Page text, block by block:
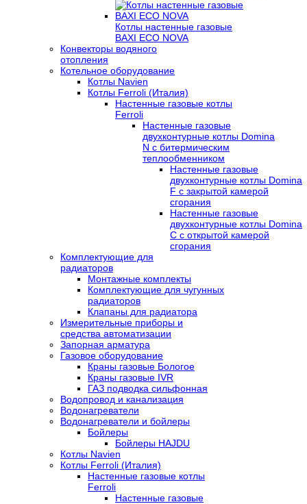
Котлы настенные газовые
BAXI ECO NOVA
Конвекторы водяного
отопления
Котельное оборудование
Котлы Navien
Котлы Ferroli (Италия)
Настенные газовые котлы
Ferroli
Настенные газовые
двухконтурные котлы Domina
N с битермическим
теплообменником
Настенные газовые
двухконтурные котлы Domina
F с закрытой камерой
сгорания
Настенные газовые
двухконтурные котлы Domina
C с открытой камерой
сгорания
Комплектующие для
радиаторов
Монтажные комплекты
Комплектующие для чугунных
радиаторов
Клапаны для радиатора
Измерительные приборы и
средства автоматизации
Запорная арматура
Газовое оборудование
Краны газовые Бологое
Краны газовые IVR
ГАЗ подводка сильфонная
Водопровод и канализация
Водонагреватели
Водонагреватели и бойлеры
Бойлеры
Бойлеры HAJDU
Котлы Navien
Котлы Ferroli (Италия)
Настенные газовые котлы
Ferroli
Настенные газовые